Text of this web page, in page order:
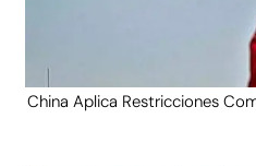
China Aplica Restricciones